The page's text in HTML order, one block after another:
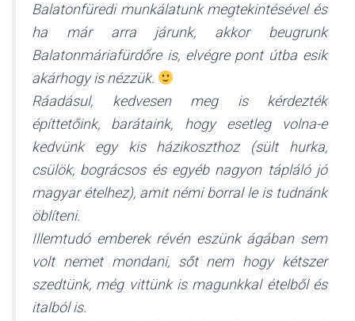
Balatonfüredi munkálatunk megtekintésével és
ha már arra járunk, akkor beugrunk
Balatonmáriafürdőre is, elvégre pont útba esik
akárhogy is nézzük.
Ráadásul, kedvesen meg is kérdezték
építtetőink, barátaink, hogy esetleg volna-e
kedvünk egy kis házikoszthoz (sült hurka,
csülök, bográcsos és egyéb nagyon tápláló jó
magyar ételhez), amit némi borral le is tudnánk
öblíteni.
Illemtudó emberek révén eszünk ágában sem
volt nemet mondani, sőt nem hogy kétszer
szedtünk, még vittünk is magunkkal ételből és
italból is.